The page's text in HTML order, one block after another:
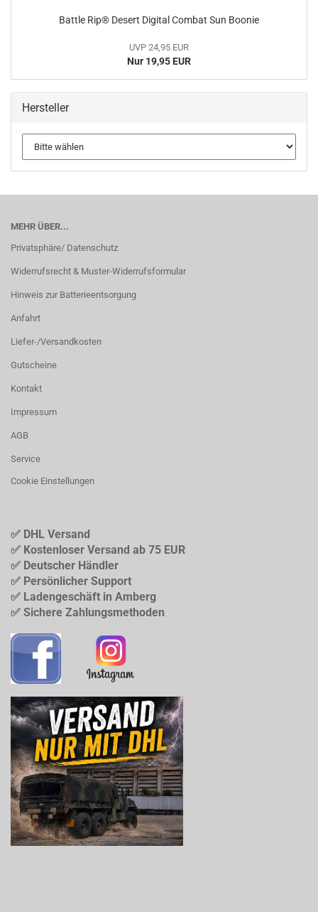
Battle Rip® Desert Digital Combat Sun Boonie
UVP 24,95 EUR
Nur 19,95 EUR
Hersteller
MEHR ÜBER...
Privatsphäre/ Datenschutz
Widerrufsrecht & Muster-Widerrufsformular
Hinweis zur Batterieentsorgung
Anfahrt
Liefer-/Versandkosten
Gutscheine
Kontakt
Impressum
AGB
Service
Cookie Einstellungen
✅ DHL Versand
✅ Kostenloser Versand ab 75 EUR
✅ Deutscher Händler
✅ Persönlicher Support
✅ Ladengeschäft in Amberg
✅ Sichere Zahlungsmethoden